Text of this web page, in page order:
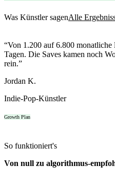
Was Künstler sagenAlle
“Von 1.200 auf 6.800 monatliche
Tagen. Die Saves kamen noch
rein.”
Jordan K.
Indie-Pop-Künstler
Growth Plan
So funktioniert's
Von null zu algorithmus-